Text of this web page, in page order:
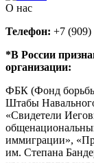
О нас
Телефон: +7 (909)
*В России
организации:
ФБК (Фонд борьбы
Штабы
«Свидетели
иммиграции»,
им. Степана